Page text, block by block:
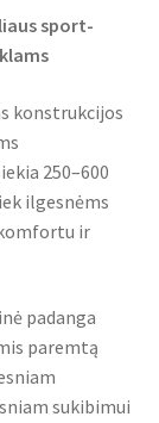
sport-
konstrukcijos
250–600
ilgesnėms
ir
padanga
paremtą
sukibimui